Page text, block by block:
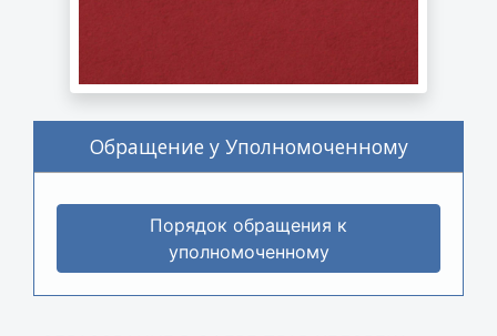
Обращение у Уполномоченному
Порядок обращения к
уполномоченному